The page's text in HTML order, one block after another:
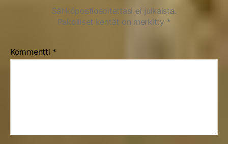
Sähköpostiosoitettasi ei julkaista.
Pakolliset kentät on merkitty *
Kommentti *